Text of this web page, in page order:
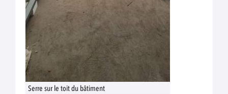
Serre sur le toit du bâtiment